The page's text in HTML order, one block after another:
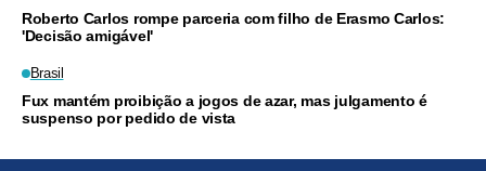
Roberto Carlos rompe parceria com filho de Erasmo Carlos:
'Decisão amigável'
Brasil
Fux mantém proibição a jogos de azar, mas julgamento é
suspenso por pedido de vista